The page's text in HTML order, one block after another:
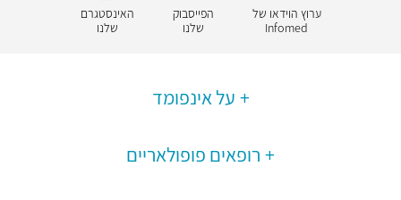
ערוץ הוידאו של
Infomed
הפייסבוק
שלנו
האינסטגרם
שלנו
על אינפומד
רופאים פופולאריים